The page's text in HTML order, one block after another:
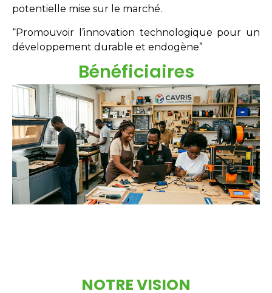
potentielle mise sur le marché.
“Promouvoir l’innovation technologique pour un
développement durable et endogène”
Bénéficiaires
Étudiants Néo-diplômés Doctorants
Chercheurs
Innovateurs
Entreprises acteurs sociaux.
NOTRE VISION